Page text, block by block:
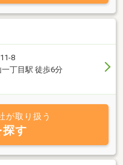
・入居者との直接のやり取
今までの賃貸管理会社、建
。・入居者が退去した後の
ない。・建物の清掃や設備
れら以外でもどんなことで
掛け頂きますよう宜しくお
8
丁目駅 徒歩6分
が取り扱う
す